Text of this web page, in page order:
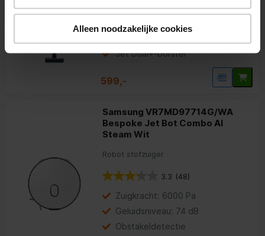
Alleen noodzakelijke cookies
60 minuten gebruiksduur
Jet Dual+-borstel
599,-
Samsung VR7MD97714G/WA
Bespoke Jet Bot Combo AI
Steam Wit
Robot stofzuiger
3.3 (48)
Zuigkracht: 6000 Pa
Geluidsniveau: 74 dB
Obstakeldetectie